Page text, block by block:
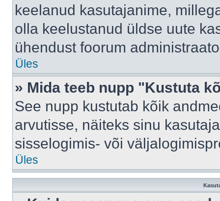
keelanud kasutajanime,
olla keelustanud üldse uute
ühendust foorum
Üles
» Mida teeb nupp "Kustuta
See nupp kustutab kõik
arvutisse, näiteks sinu
sisselogimis- või
Üles